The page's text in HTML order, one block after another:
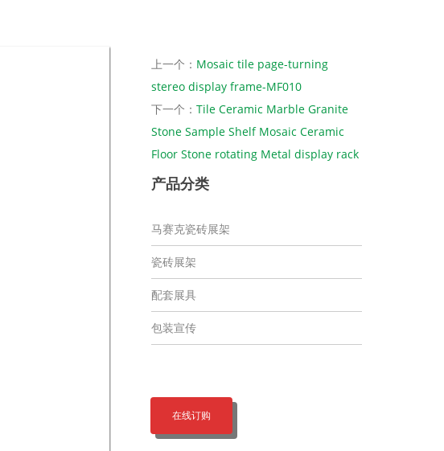
上一个： Mosaic tile page-turning
stereo display frame-MF010
下一个： Tile Ceramic Marble Granite
Stone Sample Shelf Mosaic Ceramic
Floor Stone rotating Metal display rack
产品分类
马赛克瓷砖展架
瓷砖展架
配套展具
包装宣传
在线订购